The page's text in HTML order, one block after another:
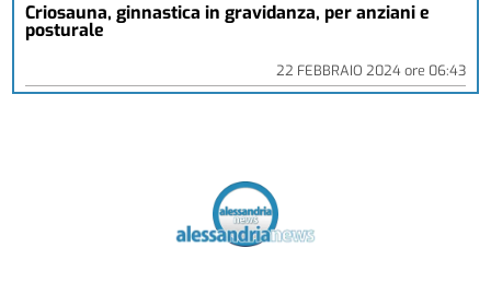
Criosauna, ginnastica in gravidanza, per anziani e
posturale
22 FEBBRAIO 2024ore 06:43